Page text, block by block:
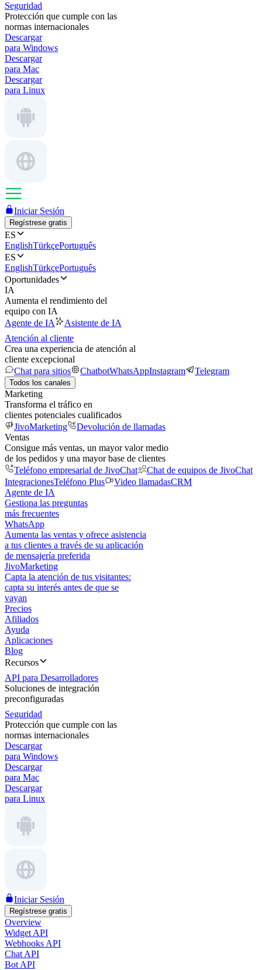
Seguridad
Protección que cumple con las
normas internacionales
Descargar
para Windows
Descargar
para Mac
Descargar
para Linux
Iniciar Sesión
Regístrese gratis
ES
EnglishTürkçePortuguês
ES
EnglishTürkçePortuguês
Oportunidades
IA
Aumenta el rendimiento del
equipo con IA
Agente de IA
Asistente de IA
Atención al cliente
Crea una experiencia de atención al
cliente excepcional
Chat para sitios
ChatbotWhatsAppInstagram Telegram
Todos los canales
Marketing
Transforma el tráfico en
clientes potenciales cualificados
JivoMarketing
Devolución de llamadas
Ventas
Consigue más ventas, un mayor valor medio
de los pedidos y una mayor base de clientes
Teléfono empresarial de JivoChat
Chat de equipos de JivoChat
IntegracionesTeléfono Plus Video llamadasCRM
Agente de IA
Gestiona las preguntas
más frecuentes
WhatsApp
Aumenta las ventas y ofrece asistencia
a tus clientes a través de su aplicación
de mensajería preferida
JivoMarketing
Capta la atención de tus visitantes:
capta su interés antes de que se
vayan
Precios
Afiliados
Ayuda
Aplicaciones
Blog
Recursos
API para Desarrolladores
Soluciones de integración
preconfiguradas
Seguridad
Protección que cumple con las
normas internacionales
Descargar
para Windows
Descargar
para Mac
Descargar
para Linux
Iniciar Sesión
Regístrese gratis
Overview
Widget API
Webhooks API
Chat API
Bot API